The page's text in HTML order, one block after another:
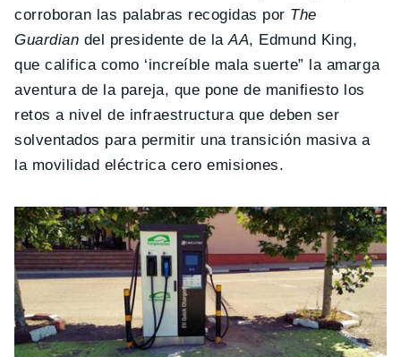
corroboran las palabras recogidas por The
Guardian del presidente de laAA, Edmund King,
que califica como ‘increíble mala suerte” la amarga
aventura de la pareja, que pone de manifiesto los
retos a nivel de infraestructura que deben ser
solventados para permitir una transición masiva a
la movilidad eléctrica cero emisiones.